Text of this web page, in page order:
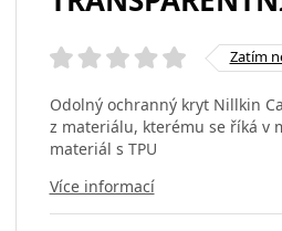
Zatím
Odolný ochranný kryt Nillkin
z materiálu, kterému se říká v
materiál s TPU
Více informací